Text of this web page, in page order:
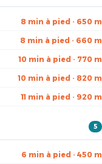
8 min à pied · 650 m
8 min à pied · 660 m
10 min à pied · 770 m
10 min à pied · 820 m
11 min à pied · 920 m
5
6 min à pied · 450 m